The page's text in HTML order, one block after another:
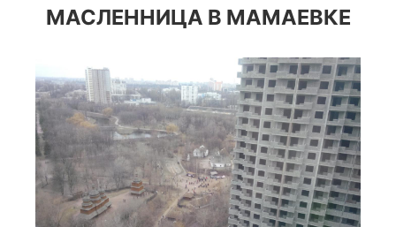
МАСЛЕННИЦА В МАМАЕВКЕ